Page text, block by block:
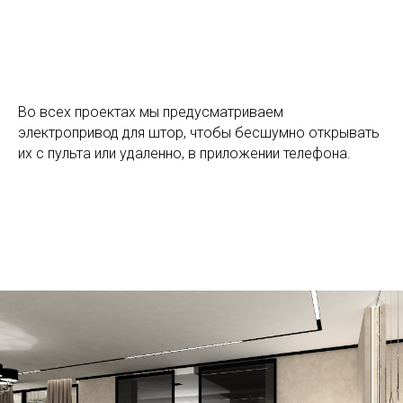
Во всех проектах мы предусматриваем
электропривод для штор, чтобы бесшумно открывать
их с пульта или удаленно, в приложении телефона.